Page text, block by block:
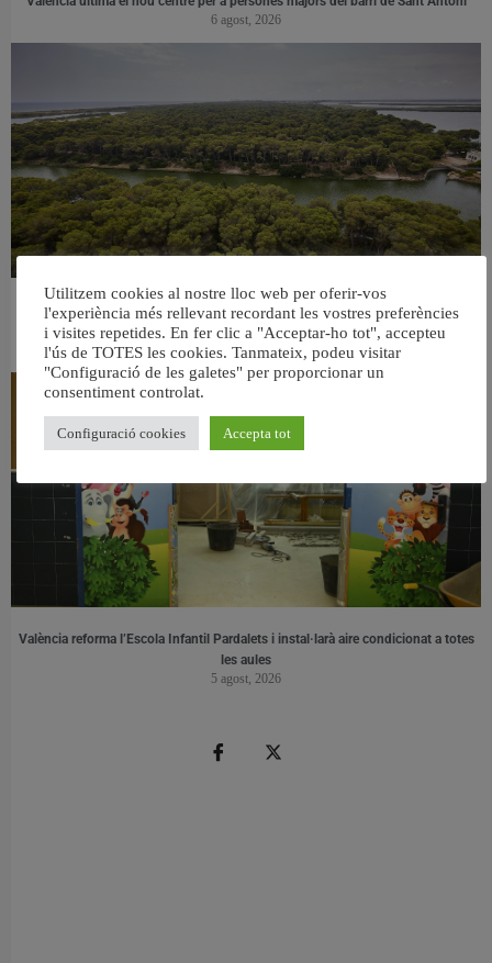
6 agost, 2026
València retira prop de 15.000 litres de residus de la Devesa durant el mes de
juliol
6 agost, 2026
València reforma l’Escola Infantil Pardalets i instal·larà aire condicionat a totes
les aules
5 agost, 2026
Utilitzem cookies al nostre lloc web per oferir-vos
l'experiència més rellevant recordant les vostres preferències
i visites repetides. En fer clic a "Acceptar-ho tot", accepteu
l'ús de TOTES les cookies. Tanmateix, podeu visitar
"Configuració de les galetes" per proporcionar un
consentiment controlat.
Configuració cookies Accepta tot